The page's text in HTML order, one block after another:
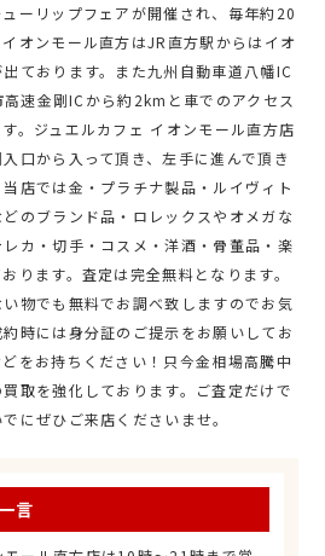
ーリップフェアが開催され、毎年約20
オンモール直方はJR直方駅からはイオ
ております。また九州自動車道八幡IC
速金剛ICから約2kmと車でのアクセス
。ジュエルカフェ イオンモール直方店
口から入って頂き、左手に進んで頂き
店では金・プラチナ製品・ルイヴィト
のブランド品・ロレックスやオメガな
カ・切手・コスメ・洋酒・骨董品・楽
ります。査定は完全無料となります。
物でも無料でお調べ致しますのでお気
時には身分証のご提示をお願いしてお
をお持ちください！只今金相場高騰中
取を強化しております。ご査定だけで
にぜひご来店くださいませ。
言